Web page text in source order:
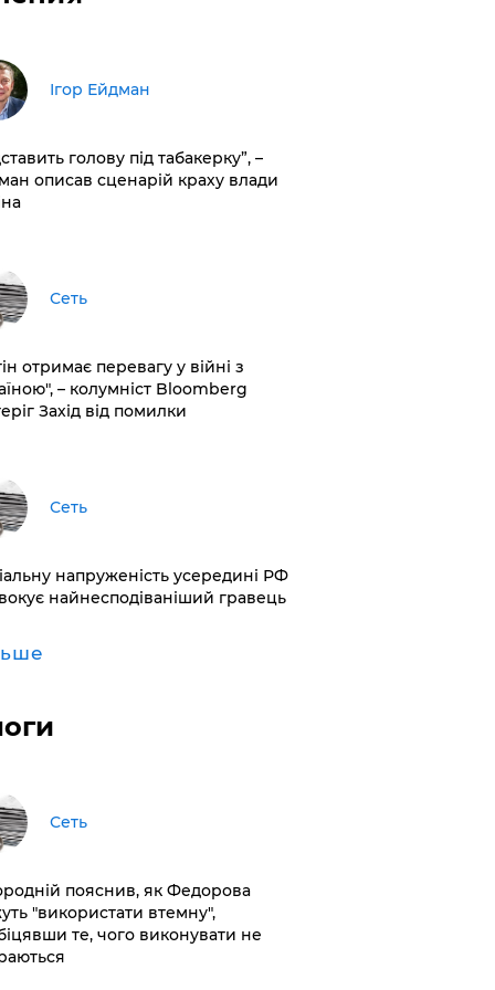
Ігор Ейдман
голову під табакерку”, –
описав сценарій краху влади
Сеть
отримає перевагу у війні з
– колумніст Bloomberg
Захід від помилки
Сеть
напруженість усередині РФ
найнесподіваніший гравець
Сеть
пояснив, як Федорова
"використати втемну",
те, чого виконувати не